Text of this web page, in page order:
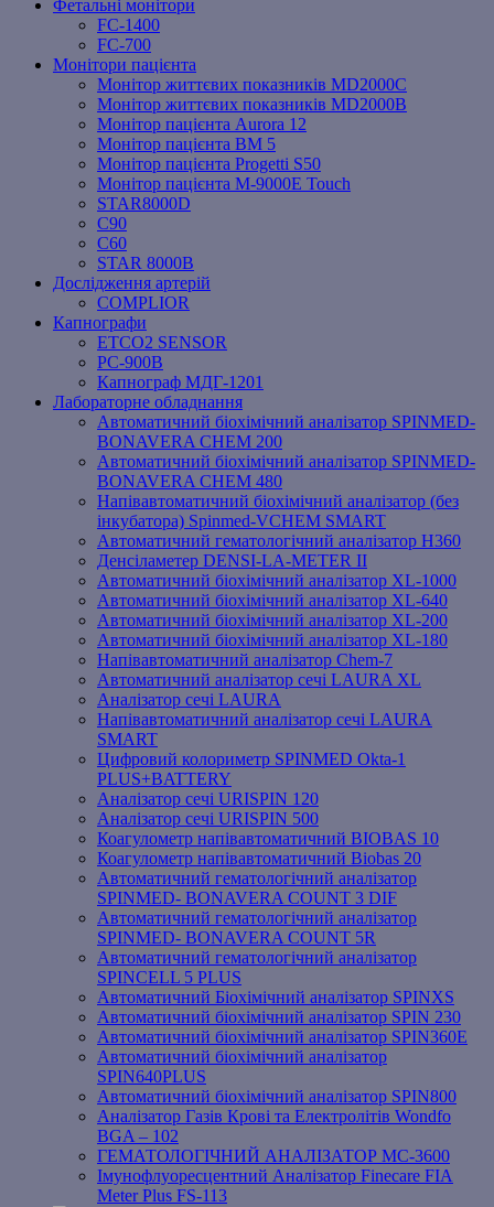
Фетальні монітори
FC-1400
FC-700
Монітори пацієнта
Монітор життєвих показників MD2000С
Монітор життєвих показників MD2000В
Mонітоp пацієнта Aurora 12
Монітор пацієнта BM 5
Монітор пацієнта Progetti S50
Монітор пацієнта M-9000E Touch
STAR8000D
C90
C60
STAR 8000B
Дослідження артерій
COMPLIOR
Капнографи
ETCO2 SENSOR
PC‐900B
Капнограф МДГ-1201
Лабораторне обладнання
Автоматичний біохімічний аналізатор SPINMED-
BONAVERA CHEM 200
Автоматичний біохімічний аналізатор SPINMED-
BONAVERA CHEM 480
Напівавтоматичний біохімічний аналізатор (без
інкубатора) Spinmed-VCHEM SMART
Автоматичний гематологічний аналізатор Н360
Денсіламетер DENSI-LA-METER ІІ
Автоматичний біохімічний аналізатор XL-1000
Автоматичний біохімічний аналізатор XL-640
Автоматичний біохімічний аналізатор XL-200
Автоматичний біохімічний аналізатор XL-180
Напівавтоматичний аналізатор Chem-7
Автоматичний аналізатор сечі LAURA XL
Аналізатор сечі LAURA
Напівавтоматичний аналізатор сечі LAURA
SMART
Цифровий колориметр SPINMED Okta-1
PLUS+BATTERY
Аналізатор сечі URISPIN 120
Аналізатор сечі URISPIN 500
Коагулометр напівавтоматичний BIOBAS 10
Коагулометр напівавтоматичний Biobas 20
Автоматичний гематологічний аналізатор
SPINMED- BONAVERA COUNT 3 DIF
Автоматичний гематологічний аналізатор
SPINMED- BONAVERA COUNT 5R
Автоматичний гематологічний аналізатор
SPINCELL 5 PLUS
Автоматичний Біохімічний аналізатор SPINXS
Автоматичний біохімічний аналізатор SPIN 230
Автоматичний біохімічний аналізатор SPIN360E
Автоматичний біохімічний аналізатор
SPIN640PLUS
Автоматичний біохімічний аналізатор SPIN800
Аналізатор Газів Крові та Електролітів Wondfo
BGA – 102
ГЕМАТОЛОГІЧНИЙ АНАЛІЗАТОР MC-3600
Імунофлуоресцентний Аналізатор Finecare FIA
Meter Plus FS-113